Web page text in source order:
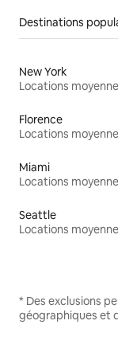
Destinations
New York
Florence
Miami
Seattle
* Des exclusions
géographiques et